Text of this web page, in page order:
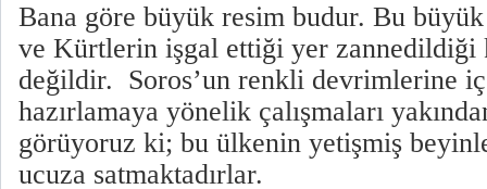
Bana göre büyük resim budur. Bu
ve Kürtlerin işgal ettiği yer zannedildiği
değildir. Soros’un renkli devrimlerine
hazırlamaya yönelik çalışmaları
görüyoruz ki; bu ülkenin yetişmiş
ucuza satmaktadırlar.